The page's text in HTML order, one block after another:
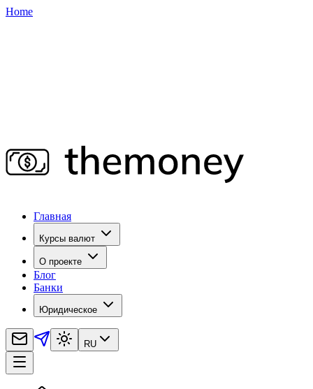
Home
Главная
Курсы валют
О проекте
Блог
Банки
Юридическое
RU